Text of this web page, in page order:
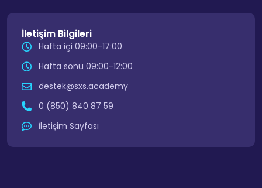
İletişim Bilgileri
Hafta içi 09:00-17:00
Hafta sonu 09:00-12:00
destek@sxs.academy
0 (850) 840 87 59
İletişim Sayfası